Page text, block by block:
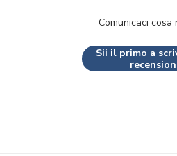
Comunicaci cosa
Sii il primo a